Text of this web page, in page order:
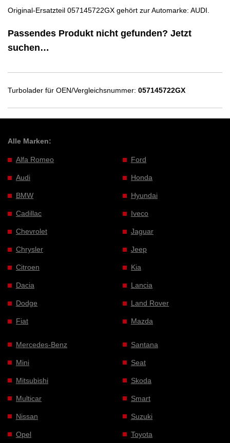
Original-Ersatzteil 057145722GX gehört zur Automarke: AUDI.
Passendes Produkt nicht gefunden? Jetzt
suchen…
Turbolader für OEN/Vergleichsnummer: 057145722GX
Alle Marken:
Alfa Romeo
Audi
BMW
Cadillac
Chevrolet
Chrysler
Citroen
Dacia
Dodge
Fiat
Ford
Honda
Hyundai
Iveco
Jaguar
Jeep
Kia
Lancia
Land Rover
Mazda
Mercedes-Benz
Mini
Mitsubishi
Multicar
Nissan
Opel
Santana
Seat
Skoda
Smart
Suzuki
Toyota